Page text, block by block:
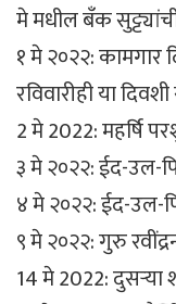
मे मधील बँक
१ मे २०२२: कामगार
रविवारीही या
2 मे 2022: महर्षि
३ मे २०२२: ईद-उल-
४ मे २०२२: ईद-उल-
९ मे २०२२: गुरु
14 मे 2022: दुसऱ्या